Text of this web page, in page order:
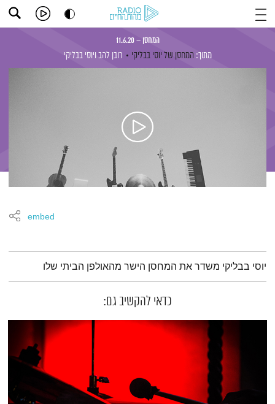
המחסן – 11.6.20
מתוך: המחסן של יוסי בבליקי רובן להב ויוסי בבליקי
embed
תמצית הפודקאסט
יוסי בבליקי משדר את המחסן הישר מהאולפן הביתי שלו
כדאי להקשיב גם: